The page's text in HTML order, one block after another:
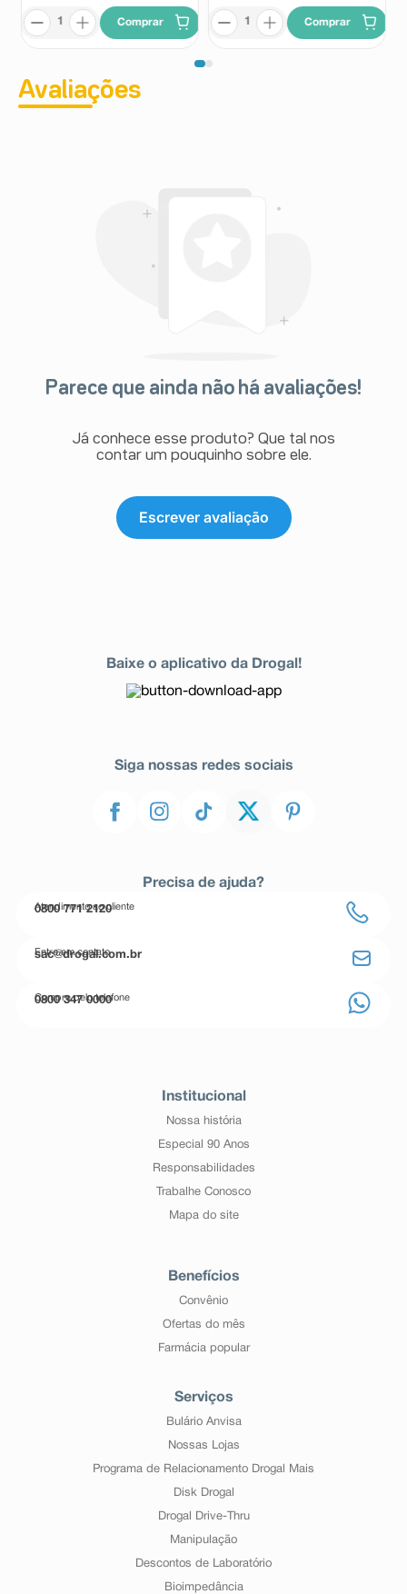
Comprar Comprar
Avaliações
Parece que ainda não há avaliações!
Já conhece esse produto? Que tal nos
contar um pouquinho sobre ele.
Escrever avaliação
Baixe o aplicativo da Drogal!
Siga nossas redes sociais
Precisa de ajuda?
Atendimento ao cliente
0800 771 2120
Entre em contato
sac@drogal.com.br
Compre pelo telefone
0800 347 0000
Institucional
Nossa história
Especial 90 Anos
Responsabilidades
Trabalhe Conosco
Mapa do site
Benefícios
Convênio
Ofertas do mês
Farmácia popular
Serviços
Bulário Anvisa
Nossas Lojas
Programa de Relacionamento Drogal Mais
Disk Drogal
Drogal Drive-Thru
Manipulação
Descontos de Laboratório
Bioimpedância